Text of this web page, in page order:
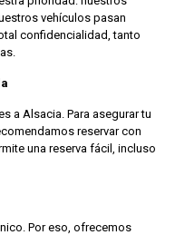
vehículos pasan
confidencialidad, tanto
a Alsacia. Para asegurar tu
reservar con
una reserva fácil, incluso
Por eso, ofrecemos